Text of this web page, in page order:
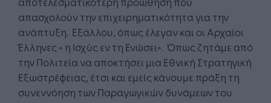
απασχολούν την επιχειρηματικότητα για την
ανάπτυξη. Εξάλλου, όπως έλεγαν και οι Αρχαίοι
Έλληνες « η Ισχύς εν τη Ενώσει». Όπως ζητάμε από
την Πολιτεία να αποκτήσει μια Εθνική Στρατηγική
Εξωστρέφειας, έτσι και εμείς κάνουμε πράξη τη
συνεννόηση των Παραγωγικών δυνάμεων του